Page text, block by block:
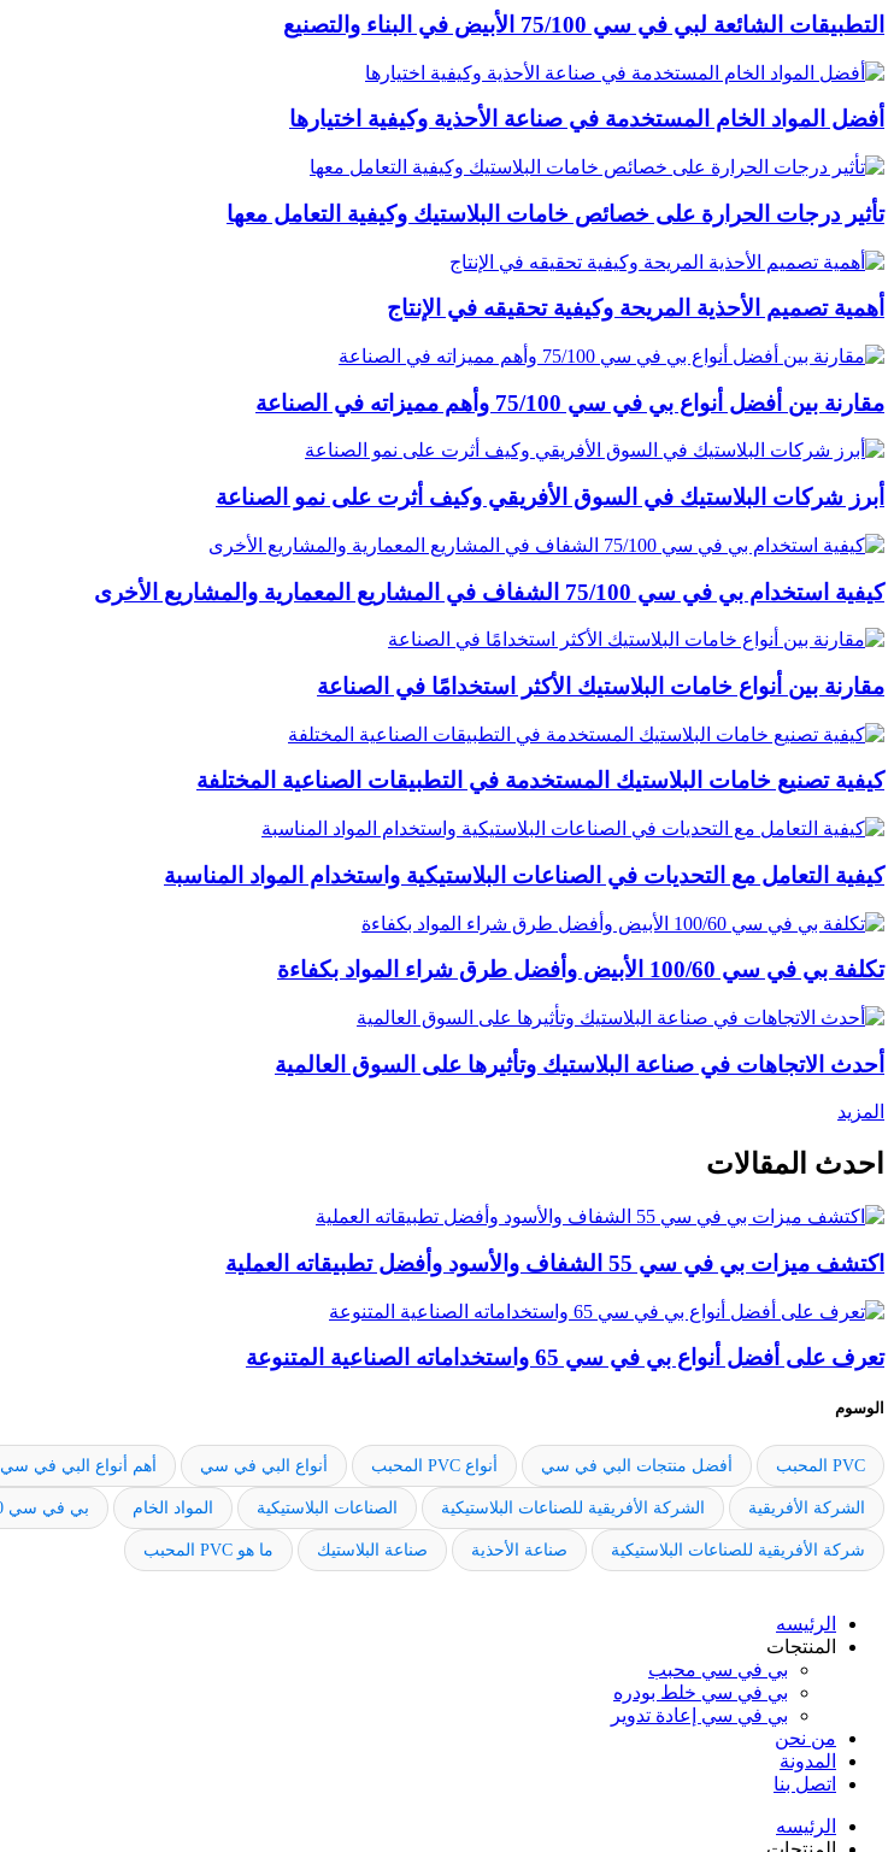
التطبيقات الشائعة لبي في سي 75/100 الأبيض في البناء والتصنيع
أفضل المواد الخام المستخدمة في صناعة الأحذية وكيفية اختيارها
تأثير درجات الحرارة على خصائص خامات البلاستيك وكيفية التعامل معها
أهمية تصميم الأحذية المريحة وكيفية تحقيقه في الإنتاج
مقارنة بين أفضل أنواع بي في سي 75/100 وأهم مميزاته في الصناعة
أبرز شركات البلاستيك في السوق الأفريقي وكيف أثرت على نمو الصناعة
كيفية استخدام بي في سي 75/100 الشفاف في المشاريع المعمارية والمشاريع الأخرى
مقارنة بين أنواع خامات البلاستيك الأكثر استخدامًا في الصناعة
كيفية تصنيع خامات البلاستيك المستخدمة في التطبيقات الصناعية المختلفة
كيفية التعامل مع التحديات في الصناعات البلاستيكية واستخدام المواد المناسبة
تكلفة بي في سي 100/60 الأبيض وأفضل طرق شراء المواد بكفاءة
أحدث الاتجاهات في صناعة البلاستيك وتأثيرها على السوق العالمية
المزيد
احدث المقالات
اكتشف ميزات بي في سي 55 الشفاف والأسود وأفضل تطبيقاته العملية
تعرف على أفضل أنواع بي في سي 65 واستخداماته الصناعية المتنوعة
الوسوم
PVC المحبب أفضل منتجات البي في سي أنواع PVC المحبب أنواع البي في سي أهم أنواع البي في سي
الشركة الأفريقية الشركة الأفريقية للصناعات البلاستيكية الصناعات البلاستيكية المواد الخام بي في سي 50
شركة الأفريقية للصناعات البلاستيكية صناعة الأحذية صناعة البلاستيك ما هو PVC المحبب
الرئيسه
المنتجات
بي في سي محبب
بي في سي خلط بودره
بي في سي إعادة تدوير
من نحن
المدونة
اتصل بنا
الرئيسه